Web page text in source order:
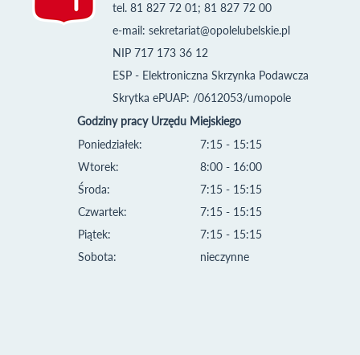
tel. 81 827 72 01; 81 827 72 00
e-mail: sekretariat@opolelubelskie.pl
NIP 717 173 36 12
ESP - Elektroniczna Skrzynka Podawcza
Skrytka ePUAP: /0612053/umopole
Godziny pracy Urzędu Miejskiego
Poniedziałek:
Wtorek:
Środa:
Czwartek:
Piątek:
Sobota:
7:15 - 15:15
8:00 - 16:00
7:15 - 15:15
7:15 - 15:15
7:15 - 15:15
nieczynne